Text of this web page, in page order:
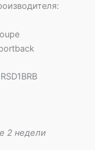
2 недели